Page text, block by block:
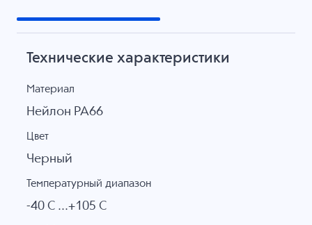
Технические характеристики
Материал
Нейлон PA66
Цвет
Черный
Температурный диапазон
-40 C ...+105 C